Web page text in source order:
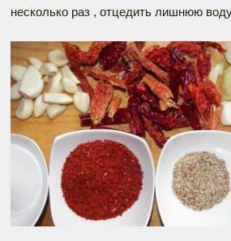
несколько раз , отцедить лишнюю